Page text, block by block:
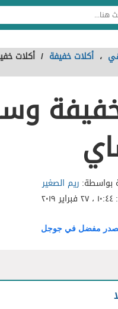
، أكلات خفيفة / أكلات
بواسطة: ريم الصغير
١٠:٤٤ ، ٢٧ فبراير ٢٠١٩
مفضل في جوجل